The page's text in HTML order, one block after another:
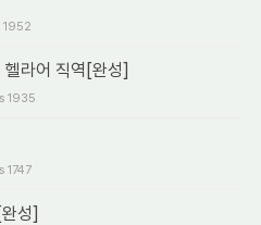
1952
라어 직역[완성]
1935
1747
성]